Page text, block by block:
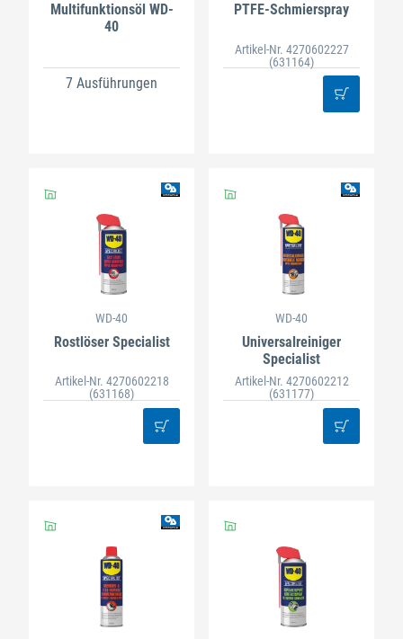
Multifunktionsöl WD-
40
7 Ausführungen
PTFE-Schmierspray
Artikel-Nr. 4270602227
(631164)
WD-40
Rostlöser Specialist
Artikel-Nr. 4270602218
(631168)
WD-40
Universalreiniger
Specialist
Artikel-Nr. 4270602212
(631177)